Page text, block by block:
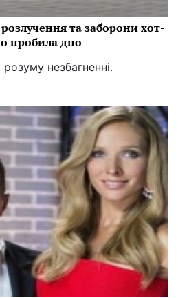
та заборони хот-
пробила дно
незбагненні.